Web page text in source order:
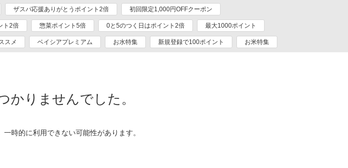
ザスパ応援ありがとうポイント2倍 初回限定1,000円OFFクーポン
ト2倍 惣菜ポイント5倍 0と5のつく日はポイント2倍 最大1000ポイント
スメ ベイシアプレミアム お水特集 新規登録で100ポイント お米特集
かりませんでした。
時的に利用できない可能性があります。